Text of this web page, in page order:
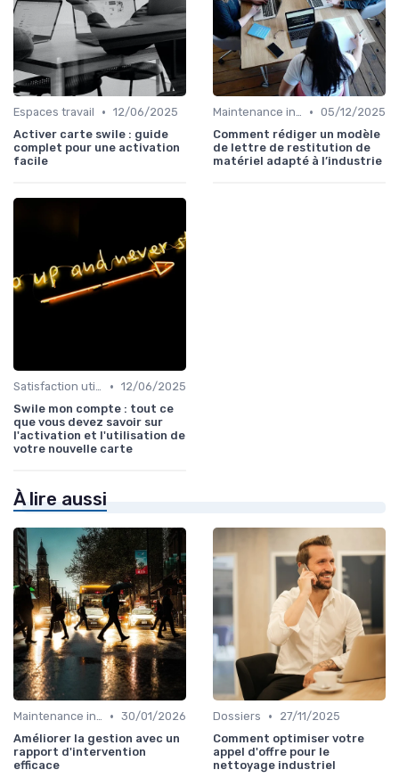
Espaces travail • 12/06/2025
Activer carte swile : guide
complet pour une activation
facile
Maintenance infrastructures • 05/12/2025
Comment rédiger un modèle
de lettre de restitution de
matériel adapté à l’industrie
Satisfaction utilisateurs • 12/06/2025
Swile mon compte : tout ce
que vous devez savoir sur
l'activation et l'utilisation de
votre nouvelle carte
À lire aussi
Maintenance infrastructures • 30/01/2026
Améliorer la gestion avec un
rapport d'intervention
efficace
Dossiers •
27/11/2025
Comment optimiser votre
appel d'offre pour le
nettoyage industriel